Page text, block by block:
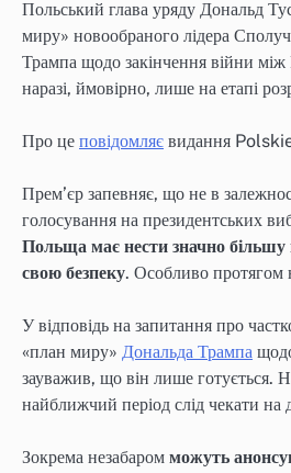
Польський глава уряду Дональд
миру» новообраного лідера
Трампа щодо закінчення війни
наразі, ймовірно, лише на етапі
Про це повідомляє видання
Прем’єр запевняє, що не в
голосування на президентських
Польща має нести значно більшу
свою безпеку. Особливо протягом
У відповідь на запитання про
«план миру» Дональда Трампа
зауважив, що він лише готується.
найближчий період слід чекати на
Зокрема незабаром можуть